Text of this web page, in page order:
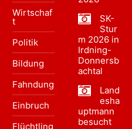
Wirtschaf
t
Politik
Bildung
Fahndung
Einbruch
Flüchtling
SK-
Stur
m 2026 in
Irdning-
Donnersb
achtal
Land
esha
uptmann
besucht